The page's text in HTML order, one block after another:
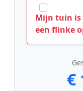
Mijn tuin is
een flinke
€